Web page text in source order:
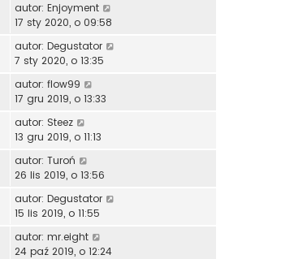
autor: Enjoyment
17 sty 2020, o 09:58
autor: Degustator
7 sty 2020, o 13:35
autor: flow99
17 gru 2019, o 13:33
autor: Steez
13 gru 2019, o 11:13
autor: Turoń
26 lis 2019, o 13:56
autor: Degustator
15 lis 2019, o 11:55
autor: mr.eight
24 paź 2019, o 12:24